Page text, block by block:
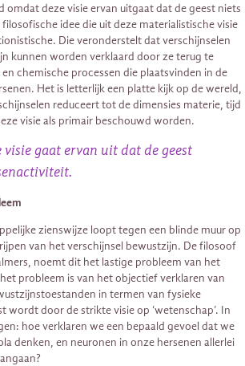
omdat deze visie ervan uitgaat dat de geest niets
idee die uit deze materialistische visie
Die veronderstelt dat verschijnselen
kunnen worden verklaard door ze terug te
chemische processen die plaatsvinden in de
Het is letterlijk een platte kijk op de wereld,
reduceert tot de dimensies materie, tijd
visie als primair beschouwd worden.
gaat ervan uit dat de geest
zienswijze loopt tegen een blinde muur op
van het verschijnsel bewustzijn. De filosoof
noemt dit het lastige probleem van het
probleem is van het objectief verklaren van
in termen van fysieke
wordt door de strikte visie op ‘wetenschap’. In
hoe verklaren we een bepaald gevoel dat we
denken, en neuronen in onze hersenen allerlei